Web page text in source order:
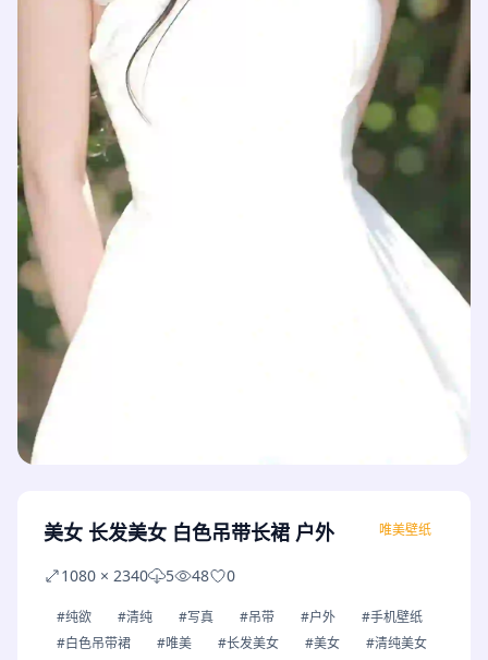
美女 长发美女 白色吊带长裙 户外 唯美壁纸
1080 × 2340 5 48 0
#纯欲 #清纯 #写真 #吊带 #户外
#手机壁纸
#白色吊带裙
#唯美 #长发美女 #美女 #清纯美女